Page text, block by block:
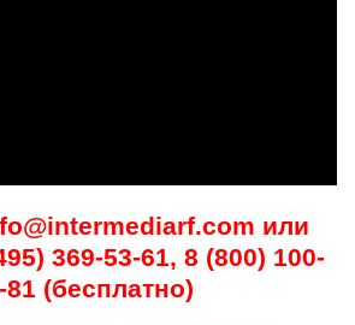
или
369-53-61, 8 (800) 100-
81 (бесплатно)